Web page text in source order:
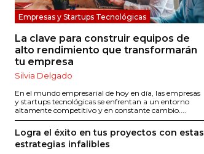
Empresas y Startups Tecnológicas
La clave para construir equipos de
alto rendimiento que transformarán
tu empresa
Silvia Delgado
En el mundo empresarial de hoy en día, las empresas
y startups tecnológicas se enfrentan a un entorno
altamente competitivo y en constante cambio....
Logra el éxito en tus proyectos con estas
estrategias infalibles